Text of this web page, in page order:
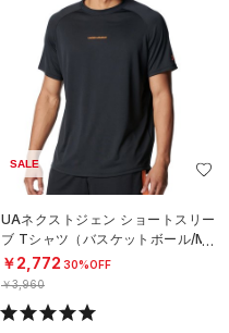
SALE
UAネクストジェン ショートスリー
ブ Tシャツ（バスケットボール/ME
N）
￥2,772 30%OFF
￥3,960